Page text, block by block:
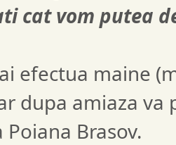
cat vom putea
efectua maine
dupa amiaza
Brasov.